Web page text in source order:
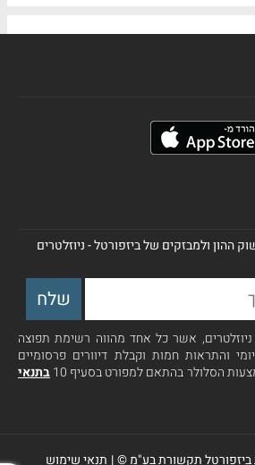
ההון ולמבזקים של ביזפורטל - ניוזלטרים
אשר כל אחד מהווה רשימת תפוצה
והתראות חמות וקבלת דיוורים פרסומיים
הסלולר בהתאם למפורט בסעיף 10
בתנאי
ביזפורטל תקשורת בע"מ ©| תנאי שימוש